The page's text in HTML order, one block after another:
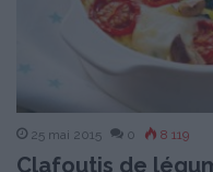
25 mai 2015 0 8 119
Clafoutis de